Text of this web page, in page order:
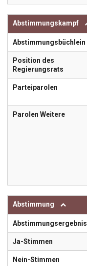
Abstimmungskampf
Abstimmungsbüchlein
Position des
Regierungsrats
Parteiparolen
Parolen Weitere
Abstimmung
Abstimmungsergebnis
Ja-Stimmen
Nein-Stimmen